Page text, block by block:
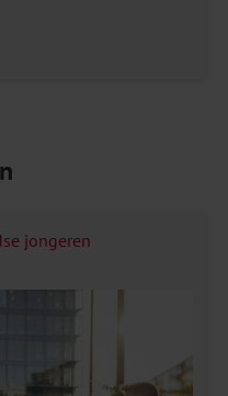
jongeren